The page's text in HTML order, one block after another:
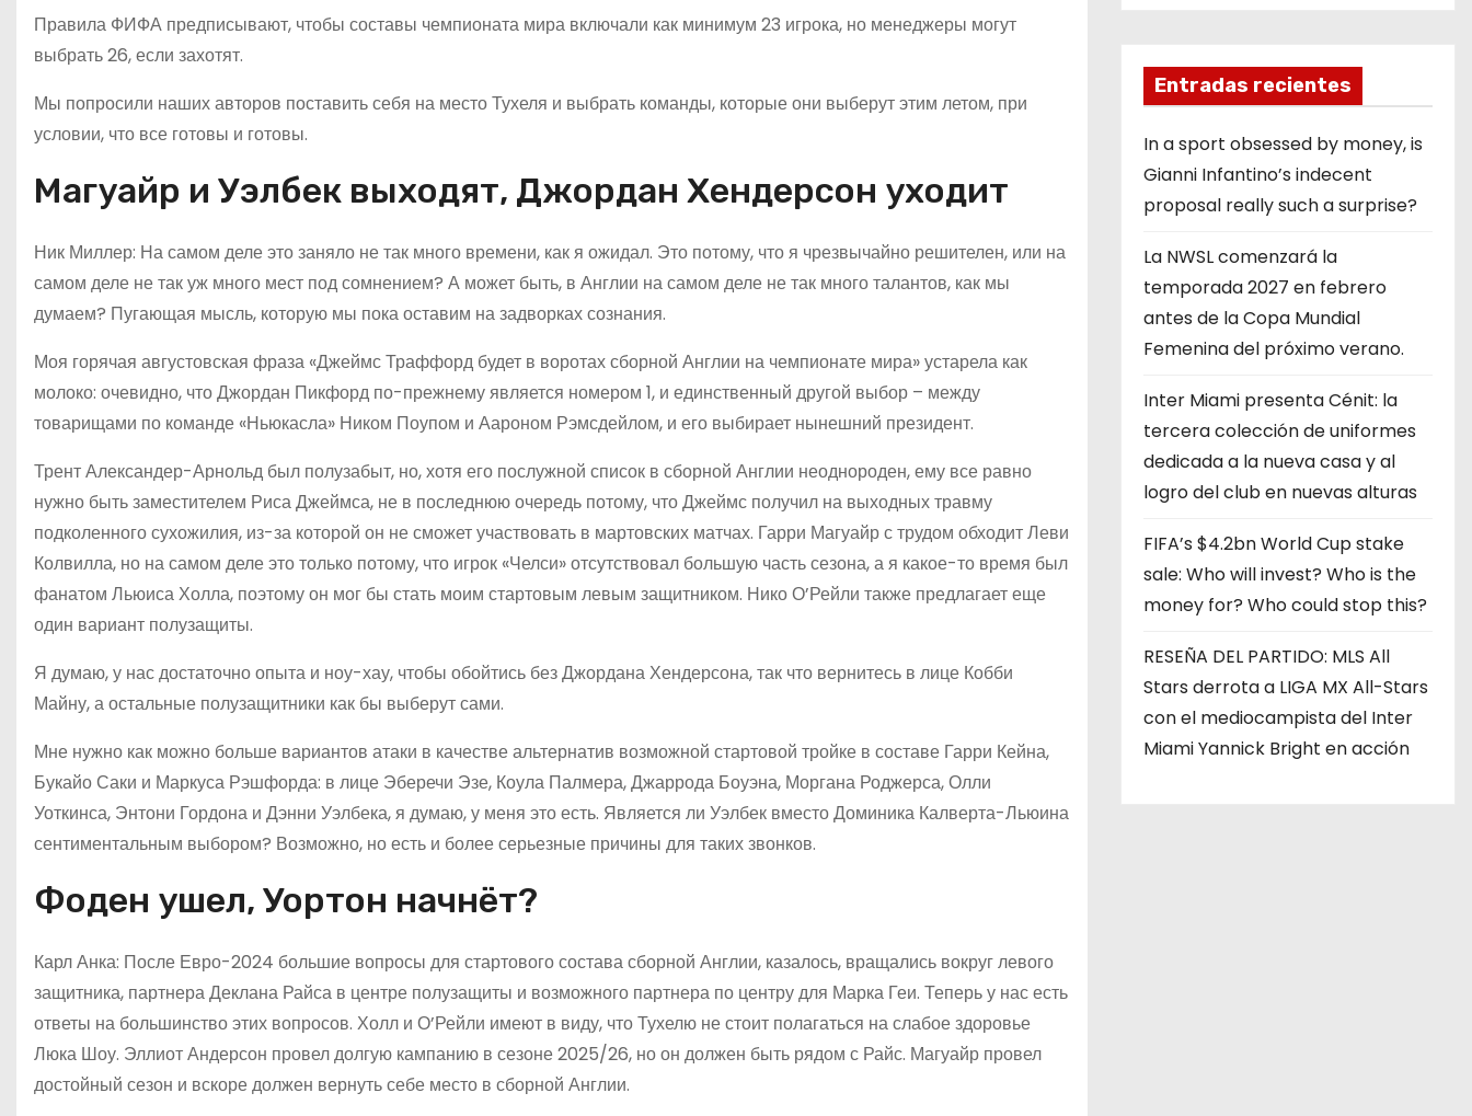
Правила ФИФА предписывают, чтобы составы чемпионата мира включали как минимум 23 игрока, но менеджеры могут
выбрать 26, если захотят.
Мы попросили наших авторов поставить себя на место Тухеля и выбрать команды, которые они выберут этим летом, при
условии, что все готовы и готовы.
Магуайр и Уэлбек выходят, Джордан Хендерсон уходит
Ник Миллер: На самом деле это заняло не так много времени, как я ожидал. Это потому, что я чрезвычайно решителен, или на
самом деле не так уж много мест под сомнением? А может быть, в Англии на самом деле не так много талантов, как мы
думаем? Пугающая мысль, которую мы пока оставим на задворках сознания.
Моя горячая августовская фраза «Джеймс Траффорд будет в воротах сборной Англии на чемпионате мира» устарела как
молоко: очевидно, что Джордан Пикфорд по-прежнему является номером 1, и единственный другой выбор – между
товарищами по команде «Ньюкасла» Ником Поупом и Аароном Рэмсдейлом, и его выбирает нынешний президент.
Трент Александер-Арнольд был полузабыт, но, хотя его послужной список в сборной Англии неоднороден, ему все равно
нужно быть заместителем Риса Джеймса, не в последнюю очередь потому, что Джеймс получил на выходных травму
подколенного сухожилия, из-за которой он не сможет участвовать в мартовских матчах. Гарри Магуайр с трудом обходит Леви
Колвилла, но на самом деле это только потому, что игрок «Челси» отсутствовал большую часть сезона, а я какое-то время был
фанатом Льюиса Холла, поэтому он мог бы стать моим стартовым левым защитником. Нико О’Рейли также предлагает еще
один вариант полузащиты.
Я думаю, у нас достаточно опыта и ноу-хау, чтобы обойтись без Джордана Хендерсона, так что вернитесь в лице Кобби
Майну, а остальные полузащитники как бы выберут сами.
Мне нужно как можно больше вариантов атаки в качестве альтернатив возможной стартовой тройке в составе Гарри Кейна,
Букайо Саки и Маркуса Рэшфорда: в лице Эберечи Эзе, Коула Палмера, Джаррода Боуэна, Моргана Роджерса, Олли
Уоткинса, Энтони Гордона и Дэнни Уэлбека, я думаю, у меня это есть. Является ли Уэлбек вместо Доминика Калверта-Льюина
сентиментальным выбором? Возможно, но есть и более серьезные причины для таких звонков.
Фоден ушел, Уортон начнёт?
Карл Анка: После Евро-2024 большие вопросы для стартового состава сборной Англии, казалось, вращались вокруг левого
защитника, партнера Деклана Райса в центре полузащиты и возможного партнера по центру для Марка Геи. Теперь у нас есть
ответы на большинство этих вопросов. Холл и О’Рейли имеют в виду, что Тухелю не стоит полагаться на слабое здоровье
Люка Шоу. Эллиот Андерсон провел долгую кампанию в сезоне 2025/26, но он должен быть рядом с Райс. Магуайр провел
достойный сезон и вскоре должен вернуть себе место в сборной Англии.
Entradas recientes
In a sport obsessed by money, is
Gianni Infantino’s indecent
proposal really such a surprise?
La NWSL comenzará la
temporada 2027 en febrero
antes de la Copa Mundial
Femenina del próximo verano.
Inter Miami presenta Cénit: la
tercera colección de uniformes
dedicada a la nueva casa y al
logro del club en nuevas alturas
FIFA’s $4.2bn World Cup stake
sale: Who will invest? Who is the
money for? Who could stop this?
RESEÑA DEL PARTIDO: MLS All
Stars derrota a LIGA MX All-Stars
con el mediocampista del Inter
Miami Yannick Bright en acción